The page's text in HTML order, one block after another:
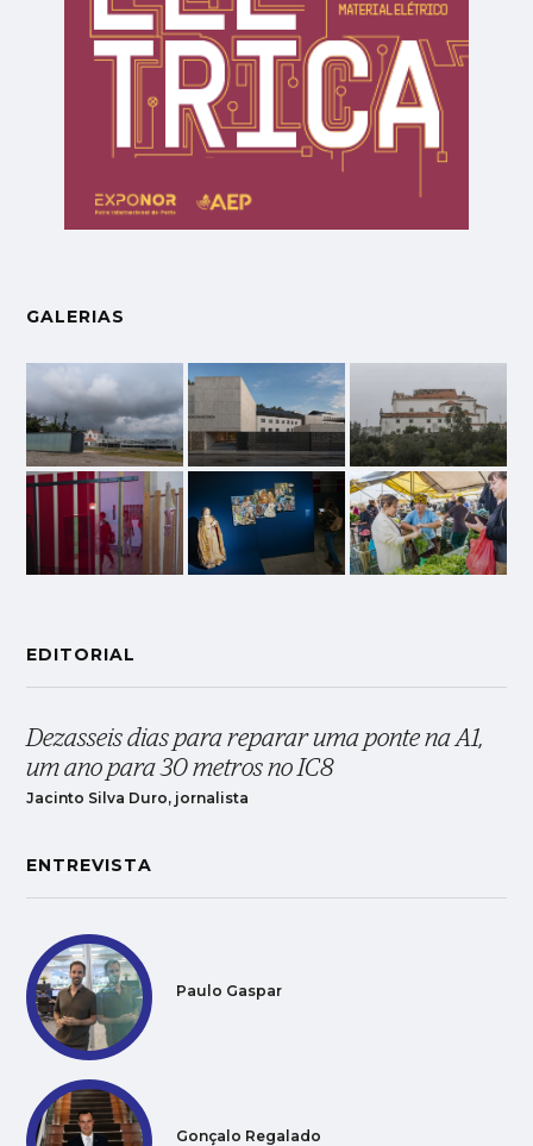
GALERIAS
EDITORIAL
Dezasseis dias para reparar uma ponte na A1,
um ano para 30 metros no IC8
Jacinto Silva Duro, jornalista
ENTREVISTA
Paulo Gaspar
Gonçalo Regalado